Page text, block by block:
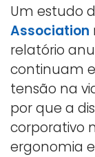
Um estudo
Association
relatório
continuam
tensão na
por que a
corporativo
ergonomia